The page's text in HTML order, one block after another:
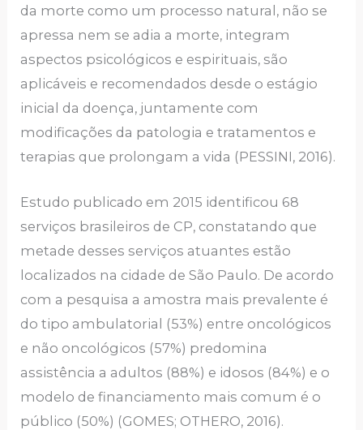
da morte como um processo natural, não se
apressa nem se adia a morte, integram
aspectos psicológicos e espirituais, são
aplicáveis e recomendados desde o estágio
inicial da doença, juntamente com
modificações da patologia e tratamentos e
terapias que prolongam a vida (PESSINI, 2016).
Estudo publicado em 2015 identificou 68
serviços brasileiros de CP, constatando que
metade desses serviços atuantes estão
localizados na cidade de São Paulo. De acordo
com a pesquisa a amostra mais prevalente é
do tipo ambulatorial (53%) entre oncológicos
e não oncológicos (57%) predomina
assistência a adultos (88%) e idosos (84%) e o
modelo de financiamento mais comum é o
público (50%) (GOMES; OTHERO, 2016).